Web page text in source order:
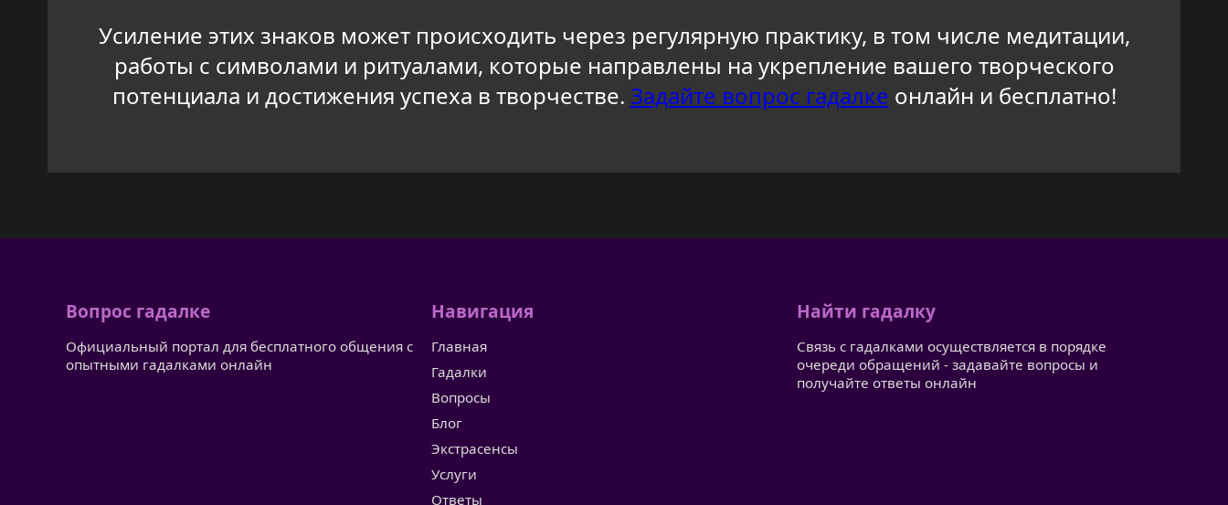
Усиление этих знаков может происходить через регулярную практику, в том числе медитации,
работы с символами и ритуалами, которые направлены на укрепление вашего творческого
потенциала и достижения успеха в творчестве. Задайте вопрос гадалке онлайн и бесплатно!
Вопрос гадалке
Официальный портал для бесплатного общения с
опытными гадалками онлайн
Навигация
Главная
Гадалки
Вопросы
Блог
Экстрасенсы
Услуги
Ответы
Найти гадалку
Связь с гадалками осуществляется в порядке
очереди обращений - задавайте вопросы и
получайте ответы онлайн